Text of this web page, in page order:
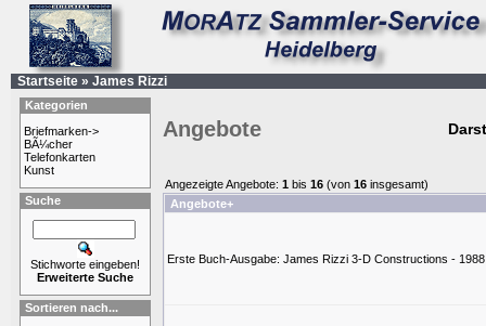
Startseite » James Rizzi
Kategorien
Briefmarken->
BÃ¼cher
Telefonkarten
Kunst
Suche
Stichworte eingeben!
Erweiterte Suche
Sortieren nach...
Angebote
Angezeigte Angebote: 1 bis 16 (von 16 insgesamt)
Angebote+
Erste Buch-Ausgabe: James Rizzi 3-D Constructions - 1988